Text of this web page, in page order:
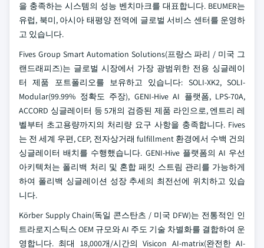
을 충족하는 시스템의 성능 벤치마크를 대표합니다. BEUMER는
유럽, 북미, 아시아 태평양 전역에 글로벌 서비스 센터를 운영하
고 있습니다.
Fives Group Smart Automation Solutions(프랑스 파리 / 미국 그
랜드래피즈)는 글로벌 시장에서 가장 광범위한 전용 싱글레이
터 제품 포트폴리오를 보유하고 있습니다: SOLI-XK2, SOLI-
Modular(99.99% 정확도 주장), GENI-Hive AI 플랫폼, LPS-70A,
ACCORD 싱글레이터 등 5개의 검증된 제품 라인으로, 엔트리 레
벨부터 초고용량까지의 처리량 요구 사항을 충족합니다. Fives
는 전 세계 우편, CEP, 전자상거래 fulfillment 환경에서 수백 건의
싱글레이터 배치를 수행했습니다. GENI-Hive 플랫폼의 AI 우선
아키텍처는 폴리백 처리 및 혼합 패킷 스트림 관리를 가능하게
하여 폴리백 싱글레이션 성장 추세의 최전선에 위치하고 있습
니다.
Körber Supply Chain(독일 콘스탄츠 / 미국 DFW)는 전통적인 인
트라로지스틱스 OEM 규모와 AI 주도 기술 차별화를 결합하여 운
영합니다. 최대 18,000개/시간의 Visicon AI-matrix(완전한 AI-